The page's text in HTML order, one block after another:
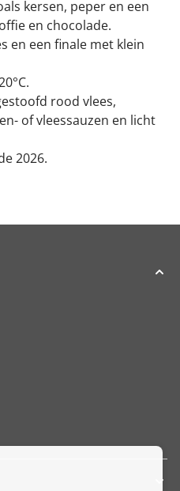
kersen, peper en een
en chocolade.
en een finale met klein
rood vlees,
of vleessauzen en licht
2026.